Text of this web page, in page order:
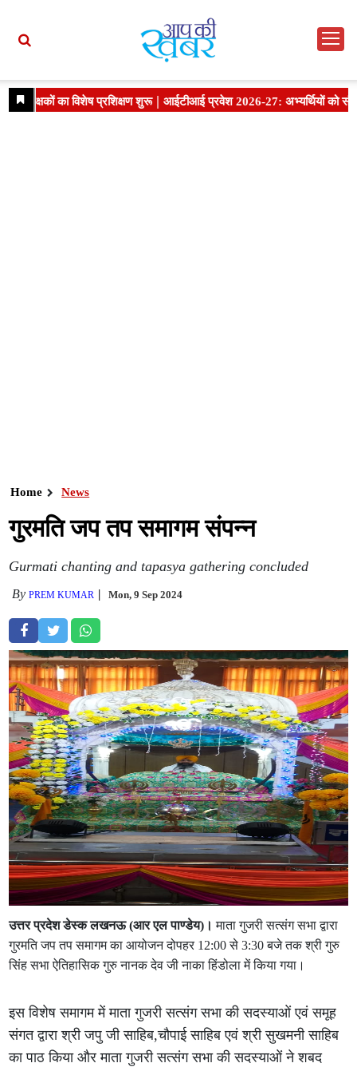
Home News
गुरमति जप तप समागम संपन्न
Gurmati chanting and tapasya gathering concluded
ByPREM KUMAR Mon, 9 Sep 2024
उत्तर प्रदेश डेस्क लखनऊ (आर एल पाण्डेय)।माता गुजरी सत्संग सभा द्वारा
गुरमति जप तप समागम का आयोजन दोपहर 12:00 से 3:30 बजे तक श्री गुरु
सिंह सभा ऐतिहासिक गुरु नानक देव जी नाका हिंडोला में किया गया।
इस विशेष समागम में माता गुजरी सत्संग सभा की सदस्याओं एवं समूह
संगत द्वारा श्री जपु जी साहिब,चौपाई साहिब एवं श्री सुखमनी साहिब
का पाठ किया और माता गुजरी सत्संग सभा की सदस्याओं ने शबद